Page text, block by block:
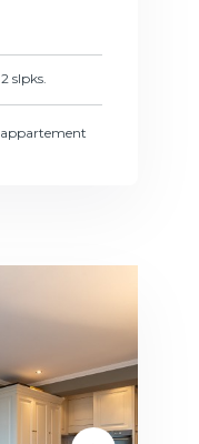
2 slpks.
appartement